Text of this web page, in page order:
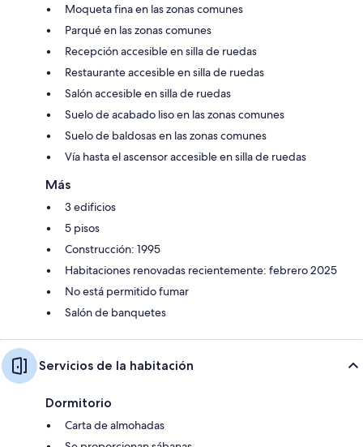
Moqueta fina en las zonas comunes
Parqué en las zonas comunes
Recepción accesible en silla de ruedas
Restaurante accesible en silla de ruedas
Salón accesible en silla de ruedas
Suelo de acabado liso en las zonas comunes
Suelo de baldosas en las zonas comunes
Vía hasta el ascensor accesible en silla de ruedas
Más
3 edificios
5 pisos
Construcción: 1995
Habitaciones renovadas recientemente: febrero 2025
No está permitido fumar
Salón de banquetes
Servicios de la habitación
Dormitorio
Carta de almohadas